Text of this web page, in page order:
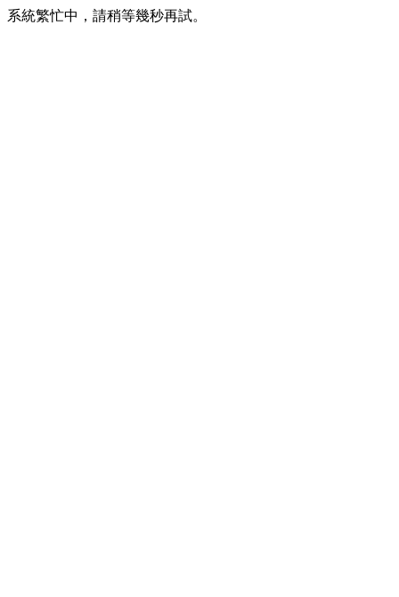
系統繁忙中，請稍等幾秒再試。